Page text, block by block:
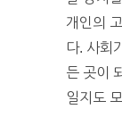
개인의
다. 사회
든 곳이
일지도